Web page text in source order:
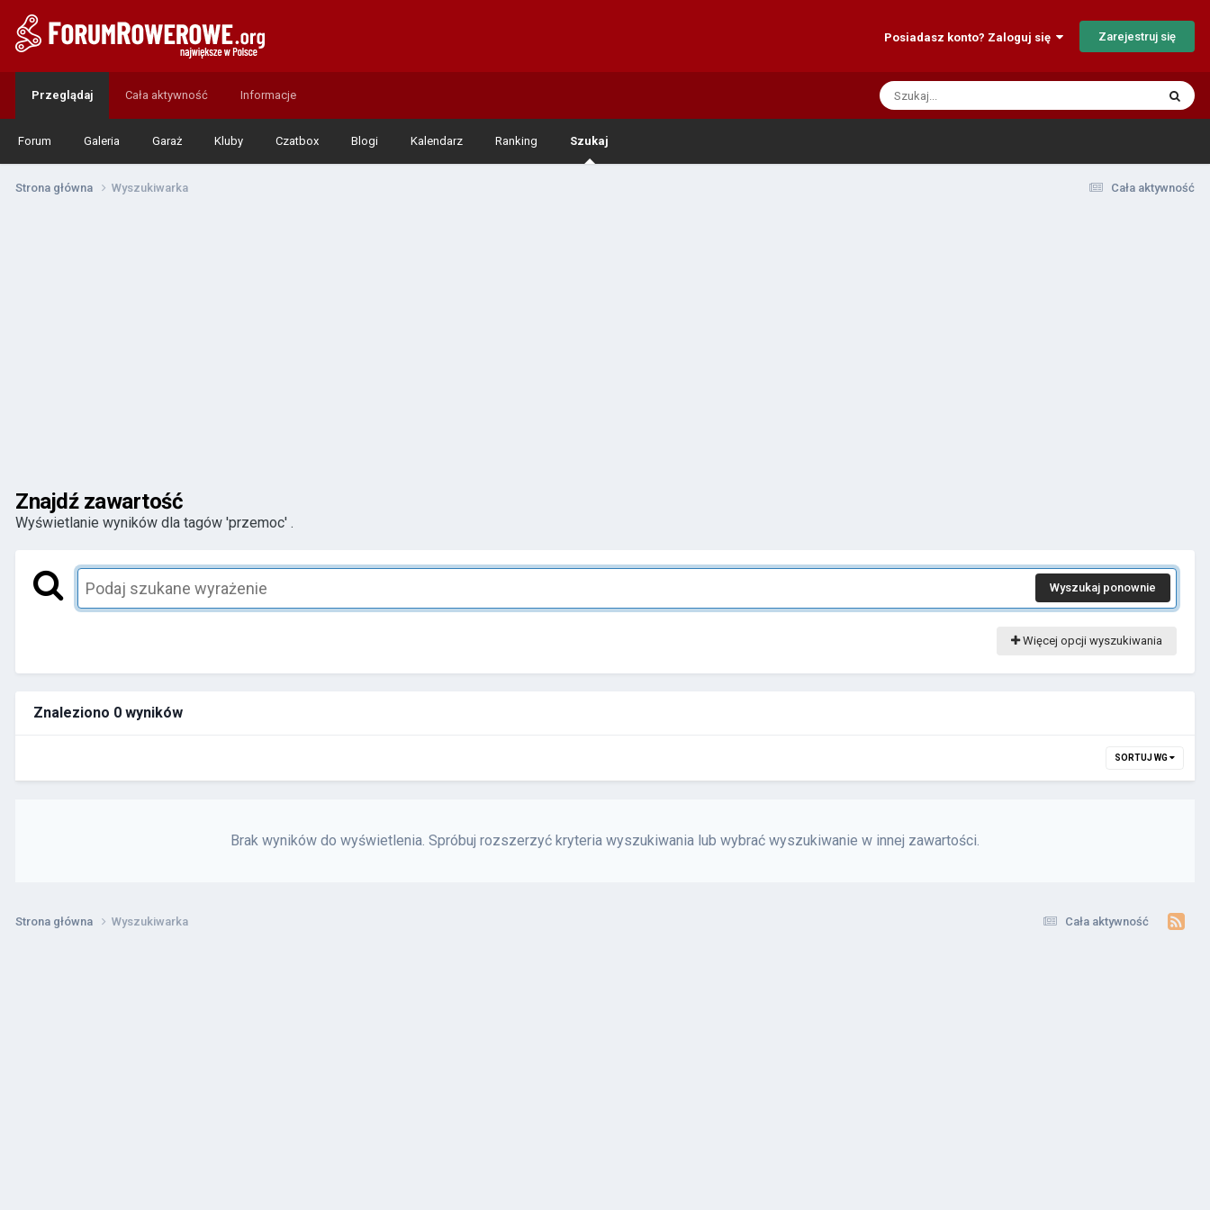
Posiadasz konto? Zaloguj się Zarejestruj się
Przeglądaj
Forum Galeria Garaż Kluby Czatbox Blogi Kalendarz Ranking Szukaj
Cała aktywność Informacje
Cała aktywność
Strona główna Wyszukiwarka
Znajdź zawartość
Wyświetlanie wyników dla tagów 'przemoc' .
Wyszukaj ponownie
Więcej opcji wyszukiwania
Znaleziono 0 wyników
SORTUJ WG
Brak wyników do wyświetlenia. Spróbuj rozszerzyć kryteria wyszukiwania lub wybrać wyszukiwanie w innej zawartości.
Cała aktywność
Strona główna Wyszukiwarka